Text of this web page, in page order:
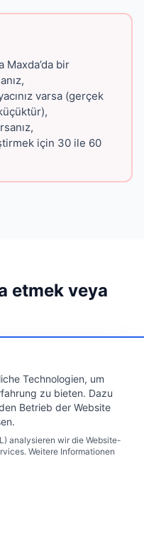
Technologien, um
zu bieten. Dazu
Betrieb der Website
analysieren wir die Website-
Weitere Informationen
Maxda’da bir
varsa (gerçek
için 30 ile 60
etmek veya
bir kredibilite profili
bankaların gerçekten
dosyanızdaki ilk
yaşı, yeni sistemdeki
alın
bildirilen en basit